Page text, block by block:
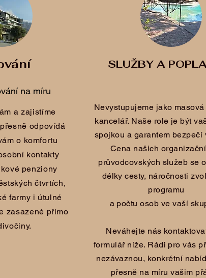
SLUŽBY A
na míru
a zajistíme
odpovídá
o komfortu
kontakty
penziony
čtvrtích,
farmy i útulné
zasazené přímo
Nevystupujeme jako
kancelář. Naše role je být
spojkou a garantem bezpečí
Cena našich
průvodcovských služeb se
délky cesty, náročnosti
programu
a počtu osob ve vaší
Neváhejte nás
formulář níže. Rádi pro vás
nezávaznou, konkrétní
přesně na míru vašim